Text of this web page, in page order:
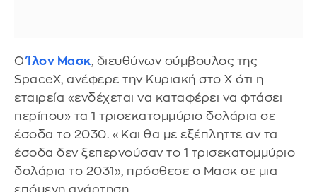
Ο Ίλον Μασκ, διευθύνων σύμβουλος της
SpaceX, ανέφερε την Κυριακή στο X ότι η
εταιρεία «ενδέχεται να καταφέρει να φτάσει
περίπου» τα 1 τρισεκατομμύριο δολάρια σε
έσοδα το 2030. «Και θα με εξέπληττε αν τα
έσοδα δεν ξεπερνούσαν το 1 τρισεκατομμύριο
δολάρια το 2031», πρόσθεσε ο Μασκ σε μια